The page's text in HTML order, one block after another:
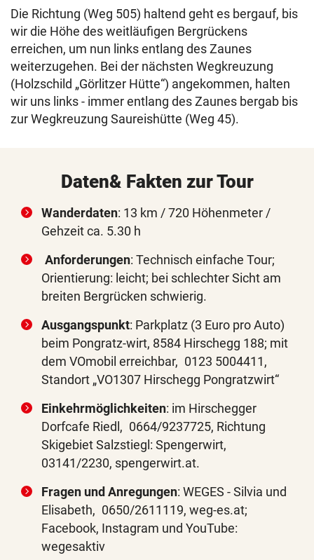
Die Richtung (Weg 505) haltend geht es bergauf, bis
wir die Höhe des weitläufigen Bergrückens
erreichen, um nun links entlang des Zaunes
weiterzugehen. Bei der nächsten Wegkreuzung
(Holzschild „Görlitzer Hütte“) angekommen, halten
wir uns links - immer entlang des Zaunes bergab bis
zur Wegkreuzung Saureishütte (Weg 45).
Daten& Fakten zur Tour
Wanderdaten: 13 km / 720 Höhenmeter /
Gehzeit ca. 5.30 h
Anforderungen: Technisch einfache Tour;
Orientierung: leicht; bei schlechter Sicht am
breiten Bergrücken schwierig.
Ausgangspunkt: Parkplatz (3 Euro pro Auto)
beim Pongratz-wirt, 8584 Hirschegg 188; mit
dem VOmobil erreichbar, 0123 5004411,
Standort „VO1307 Hirschegg Pongratzwirt“
Einkehrmöglichkeiten: im Hirschegger
Dorfcafe Riedl, 0664/9237725, Richtung
Skigebiet Salzstiegl: Spengerwirt,
03141/2230, spengerwirt.at.
Fragen und Anregungen: WEGES - Silvia und
Elisabeth, 0650/2611119, weg-es.at;
Facebook, Instagram und YouTube:
wegesaktiv